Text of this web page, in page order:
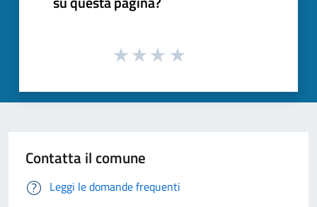
Contatta il comune
Leggi le domande frequenti